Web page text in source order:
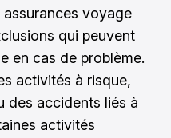
voyage
qui peuvent
en cas de problème.
activités à risque,
des accidents liés à
activités